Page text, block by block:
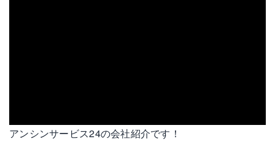
アンシンサービス24の会社紹介です！